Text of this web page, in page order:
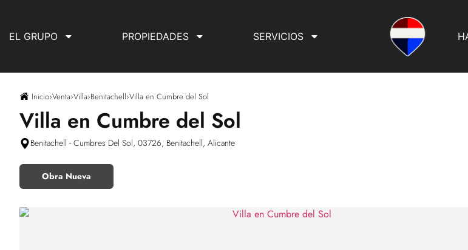
EL GRUPO PROPIEDADES SERVICIOS
Inicio›Venta›Villa›Benitachell›Villa en Cumbre del Sol
Villa en Cumbre del Sol
Benitachell - Cumbres Del Sol, 03726, Benitachell, Alicante
Obra Nueva